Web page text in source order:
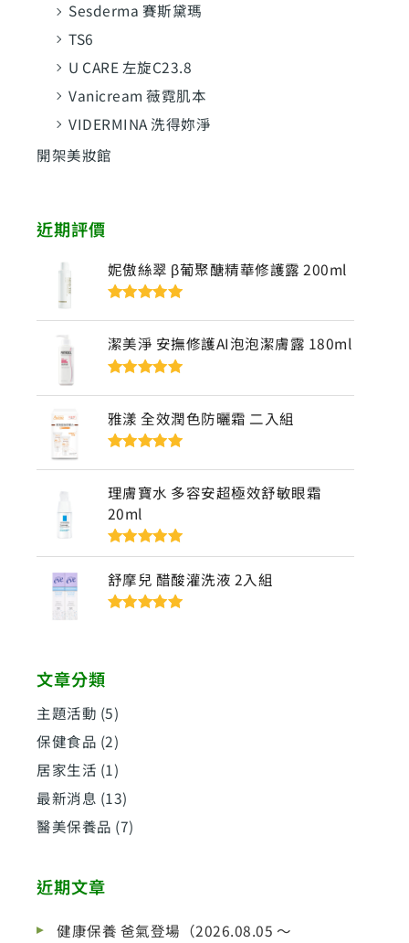
Sesderma 賽斯黛瑪
TS6
U CARE 左旋C23.8
Vanicream 薇霓肌本
VIDERMINA 洗得妳淨
開架美妝館
近期評價
妮傲絲翠 β葡聚醣精華修護露 200ml
5
潔美淨 安撫修護AI泡泡潔膚露 180ml
5
雅漾 全效潤色防曬霜 二入組
5
理膚寶水 多容安超極效舒敏眼霜
20ml
評分5滿分
5
舒摩兒 醋酸灌洗液 2入組
文章分類
主題活動 (5)
保健食品 (2)
居家生活 (1)
最新消息 (13)
醫美保養品 (7)
近期文章
健康保養 爸氣登場（2026.08.05 ～